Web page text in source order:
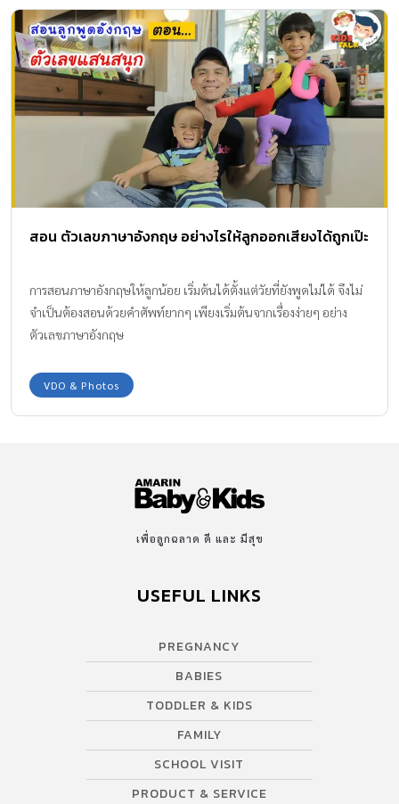
สอน ตัวเลขภาษาอังกฤษ อย่างไรให้ลูกออกเสียงได้ถูกเป๊ะ
การสอนภาษาอังกฤษให้ลูกน้อย เริ่มต้นได้ตั้งแต่วัยที่ยังพูดไม่ได้ จึงไม่
จำเป็นต้องสอนด้วยคำศัพท์ยากๆ เพียงเริ่มต้นจากเรื่องง่ายๆ อย่าง
ตัวเลขภาษาอังกฤษ
VDO & Photos
เพื่อลูกฉลาด ดี และ มีสุข
USEFUL LINKS
PREGNANCY
BABIES
TODDLER & KIDS
FAMILY
SCHOOL VISIT
PRODUCT & SERVICE